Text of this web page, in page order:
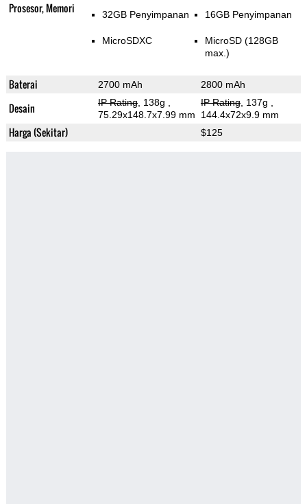
Prosesor, Memori 32GB Penyimpanan
MicroSDXC
16GB Penyimpanan
MicroSD (128GB
max.)
Baterai 2700 mAh 2800 mAh
Desain IP Rating, 138g
75.29x148.7x7.99 mm
IP Rating, 137g
144.4x72x9.9 mm
Harga (Sekitar) $125